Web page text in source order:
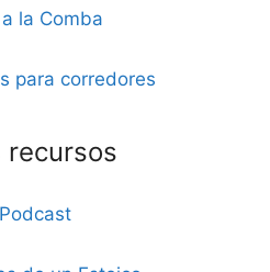
la Comba
para corredores
recursos